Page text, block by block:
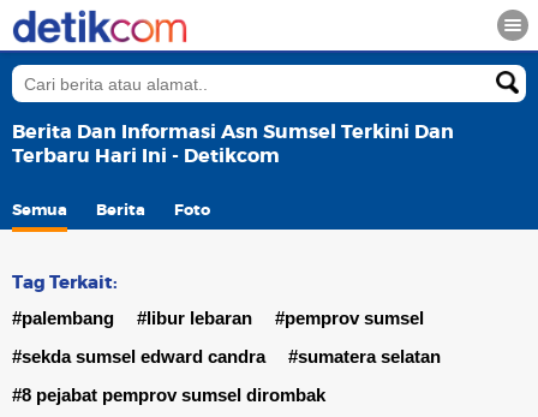
Berita Dan Informasi Asn Sumsel Terkini Dan
Terbaru Hari Ini - Detikcom
Semua Berita Foto
Tag Terkait:
#palembang #libur lebaran
#pemprov sumsel
#sekda sumsel edward candra
#sumatera selatan
#8 pejabat pemprov sumsel dirombak